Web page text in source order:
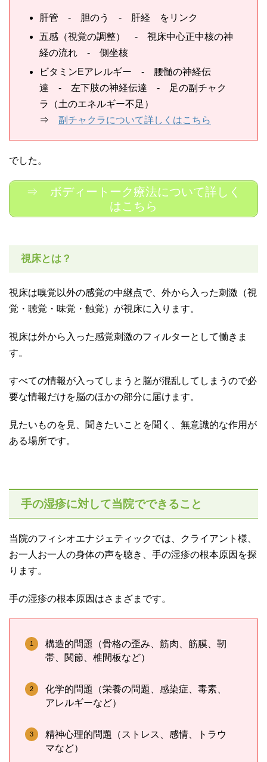
肝管 - 胆のう - 肝経 をリンク
五感（視覚の調整） - 視床中心正中核の神
経の流れ - 側坐核
ビタミンEアレルギー - 腰髄の神経伝
達 - 左下肢の神経伝達 - 足の副チャク
ラ（土のエネルギー不足）
⇒ 副チャクラについて詳しくはこちら
でした。
⇒ ボディートーク療法について詳しく
はこちら
視床とは？
視床は嗅覚以外の感覚の中継点で、外から入った刺激（視
覚・聴覚・味覚・触覚）が視床に入ります。
視床は外から入った感覚刺激のフィルターとして働きま
す。
すべての情報が入ってしまうと脳が混乱してしまうので必
要な情報だけを脳のほかの部分に届けます。
見たいものを見、聞きたいことを聞く、無意識的な作用が
ある場所です。
手の湿疹に対して当院でできること
当院のフィシオエナジェティックでは、クライアント様、
お一人お一人の身体の声を聴き、手の湿疹の根本原因を探
ります。
手の湿疹の根本原因はさまざまです。
構造的問題（骨格の歪み、筋肉、筋膜、靭
帯、関節、椎間板など）
化学的問題（栄養の問題、感染症、毒素、
アレルギーなど）
精神心理的問題（ストレス、感情、トラウ
マなど）